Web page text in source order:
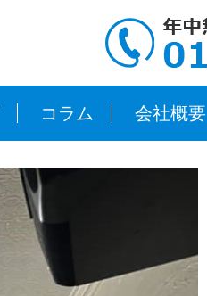
コラム 会社概要